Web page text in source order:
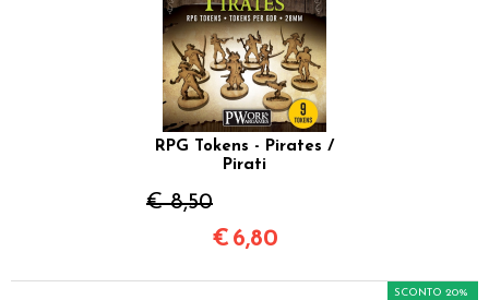
RPG Tokens - Pirates /
Pirati
€ 8,50
€ 6,80
SCONTO 20%